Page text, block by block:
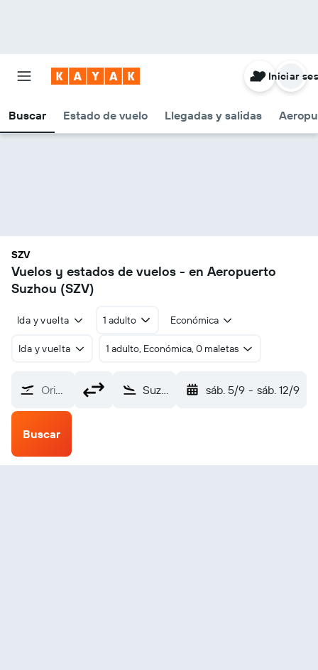
Buscar Estado de vuelo Llegadas y salidas
Iniciar
SZV
Vuelos y estados de vuelos - en Aeropuerto
Suzhou (SZV)
Ida y vuelta 1 adulto Económica
Ida y vuelta 1 adulto, Económica, 0 maletas
Origen Suzhou (SZV) sáb. 5/9 - sáb. 12/9
Buscar